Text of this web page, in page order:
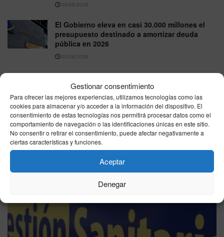
Gestionar consentimiento
Para ofrecer las mejores experiencias, utilizamos tecnologías como las
cookies para almacenar y/o acceder a la información del dispositivo. El
consentimiento de estas tecnologías nos permitirá procesar datos como el
comportamiento de navegación o las identificaciones únicas en este sitio.
No consentir o retirar el consentimiento, puede afectar negativamente a
ciertas características y funciones.
Aceptar
Denegar
05/08/2026
El Gobierno eleva en casi 30.000 millones el
presupuesto destinado a amortizar deuda
pública en 2026
05/08/2026
VER MÁS
Última hora